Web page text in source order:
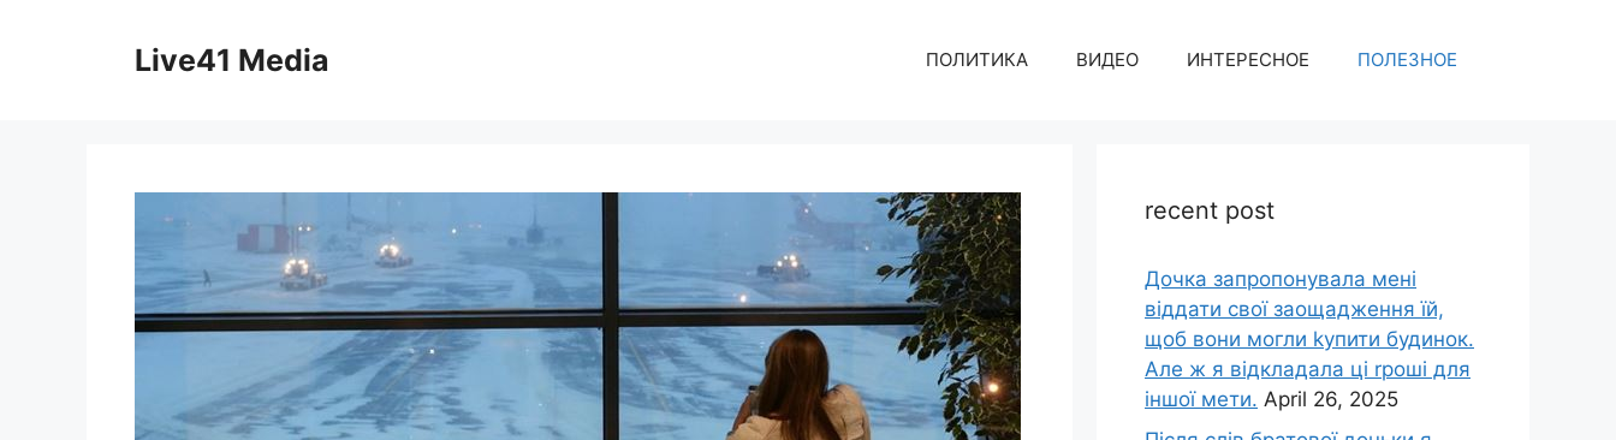
Live41 Media ПОЛИТИКА ВИДЕО ИНТЕРЕСНОЕ ПОЛЕЗНОЕ
recent post
Дочка запpопонувала мені
віддати свої заощадження їй,
щоб вони могли kупити будинок.
Але ж я відкладала ці rроші для
іншої мети. April 26, 2025